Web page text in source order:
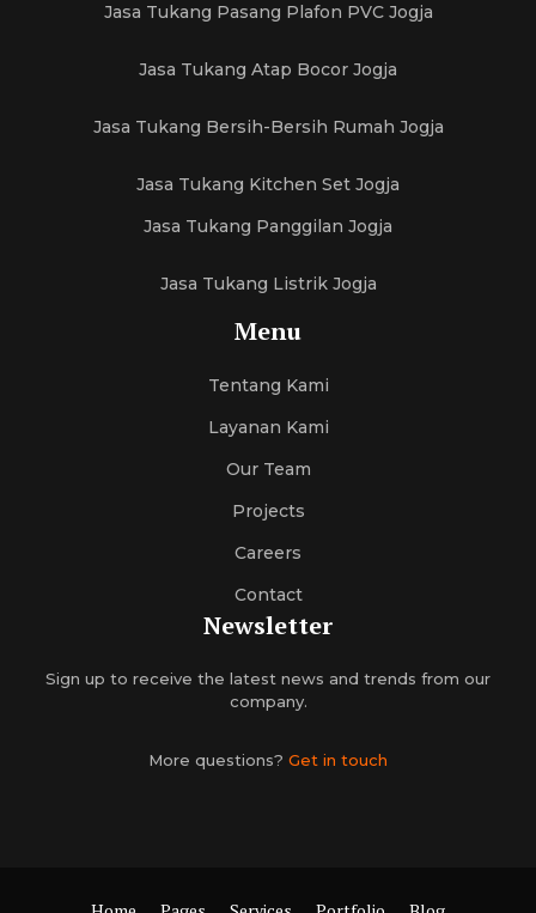
Jasa Tukang Pasang Plafon PVC Jogja
Jasa Tukang Atap Bocor Jogja
Jasa Tukang Bersih-Bersih Rumah Jogja
Jasa Tukang Kitchen Set Jogja
Jasa Tukang Panggilan Jogja
Jasa Tukang Listrik Jogja
Menu
Tentang Kami
Layanan Kami
Our Team
Projects
Careers
Contact
Newsletter
Sign up to receive the latest news and trends from our
company.
More questions? Get in touch